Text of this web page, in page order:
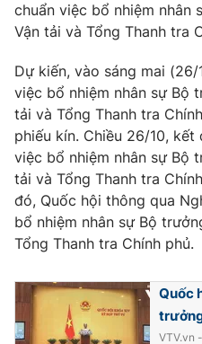
VTV Sức khoẻ
Thị trường 24h
VTV4
VTV9
Liên hệ tòa soạn
THỜI BÁO VTV
chuẩn việc bổ nhiệm nhân
Vận tải và Tổng Thanh tra
Dự kiến, vào sáng mai
việc bổ nhiệm nhân sự Bộ
tải và Tổng Thanh tra
phiếu kín. Chiều 26/10,
việc bổ nhiệm nhân sự Bộ
tải và Tổng Thanh tra
đó, Quốc hội thông qua
bổ nhiệm nhân sự Bộ
Tổng Thanh tra Chính phủ.
Quốc
VTV.vn